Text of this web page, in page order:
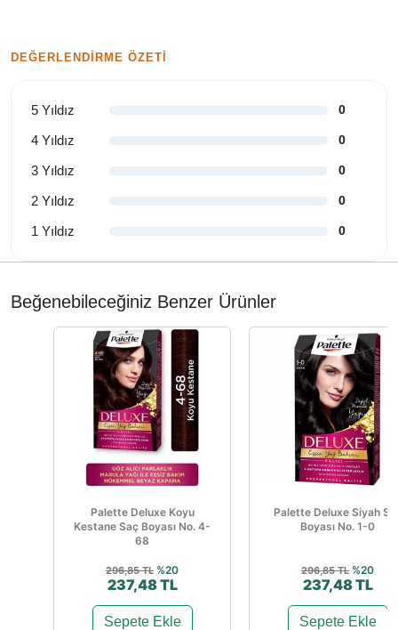
DEĞERLENDIRME ÖZETI
5 Yıldız 0
4 Yıldız 0
3 Yıldız 0
2 Yıldız 0
1 Yıldız 0
Beğenebileceğiniz Benzer Ürünler
Palette Deluxe Koyu
Kestane Saç Boyası No. 4-
68
296,85 TL %20
237,48 TL
Sepete Ekle
Palette Deluxe Siyah
Boyası No. 1-0
296,85 TL %20
237,48 TL
Sepete Ekle